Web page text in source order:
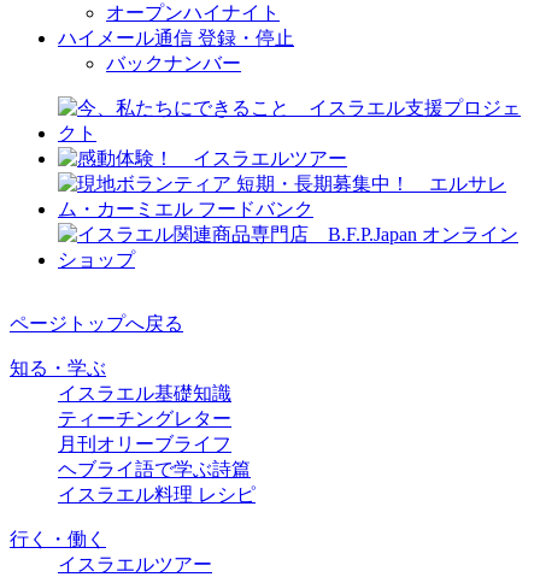
オープンハイナイト
ハイメール通信 登録・停止
バックナンバー
ページトップへ戻る
知る・学ぶ
イスラエル基礎知識
ティーチングレター
月刊オリーブライフ
ヘブライ語で学ぶ詩篇
イスラエル料理 レシピ
行く・働く
イスラエルツアー